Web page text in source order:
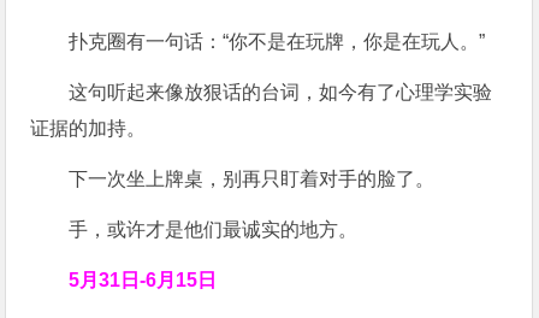
扑克圈有一句话：“你不是在玩牌，你是在玩人。”
这句听起来像放狠话的台词，如今有了心理学实验
证据的加持。
下一次坐上牌桌，别再只盯着对手的脸了。
手，或许才是他们最诚实的地方。
5月31日-6月15日